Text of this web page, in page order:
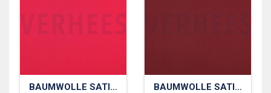
BAUMWOLLE SATIN STRETCH BAUMWOLLE SATIN STRETCH